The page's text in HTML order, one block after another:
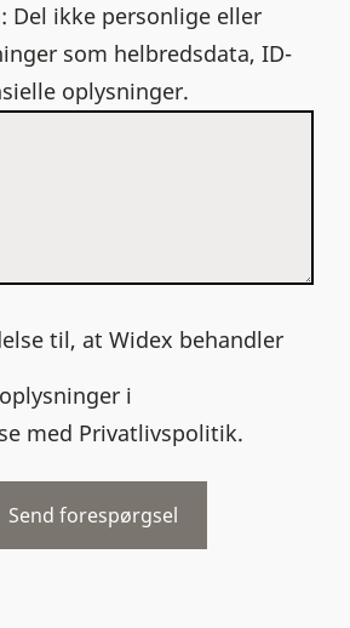
Del ikke personlige eller
som helbredsdata, ID-
oplysninger.
til, at Widex behandler
i
med Privatlivspolitik.